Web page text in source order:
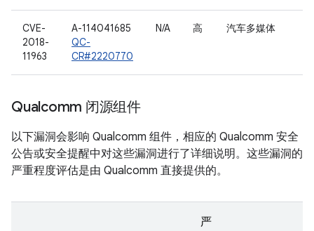
CVE-
2018-
11963
A-114041685
QC-
CR#2220770
N/A 高 汽车多媒体
Qualcomm 闭源组件
以下漏洞会影响 Qualcomm 组件，相应的 Qualcomm 安全
公告或安全提醒中对这些漏洞进行了详细说明。这些漏洞的
严重程度评估是由 Qualcomm 直接提供的。
严